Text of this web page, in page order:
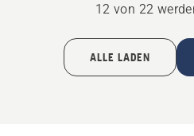
12 von 22
ALLE LADEN